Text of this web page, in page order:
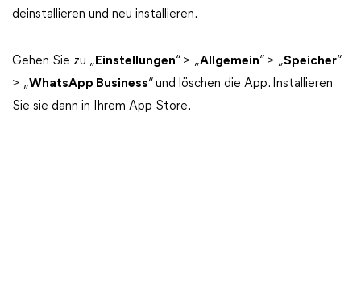
deinstallieren und neu installieren.
Gehen Sie zu „ Einstellungen“ > „Allgemein“ > „Speicher“
> „WhatsApp Business“ und löschen die App. Installieren
Sie sie dann in Ihrem App Store.